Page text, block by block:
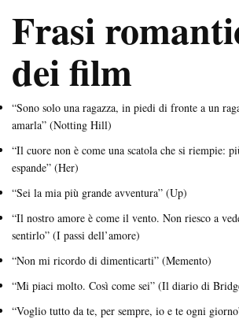
Frasi
dei film
“Sono solo una ragazza, in piedi di fronte a un
amarla” (Notting Hill)
“Il cuore non è come una scatola che si riempie:
espande” (Her)
“Sei la mia più grande avventura” (Up)
“Il nostro amore è come il vento. Non riesco a
sentirlo” (I passi dell’amore)
“Non mi ricordo di dimenticarti” (Memento)
“Mi piaci molto. Così come sei” (Il diario di
“Voglio tutto da te, per sempre, io e te ogni